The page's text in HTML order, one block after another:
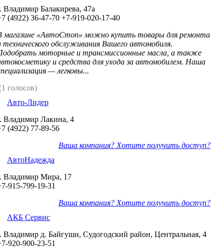
Владимир Балакирева, 47а
(4922) 36-47-70 +7-919-020-17-40
магазине «АвтоСтоп» можно купить товары для ремонта
технического обслуживания Вашего автомобиля.
моторные и трансмисcионные масла, а также
и средства для ухода за автомобилем. Наша
— легковы...
голосов)
Авто-Лидер
Владимир Лакина, 4
(4922) 77-89-56
Ваша компания? Хотите получить доступ?
АвтоНадежда
Владимир Мира, 17
915-799-19-31
Ваша компания? Хотите получить доступ?
АКБ Сервис
Владимир д. Байгуши, Судогодский район, Центральная, 4
920-900-23-51